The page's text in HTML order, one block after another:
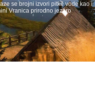
se brojni izvori pitke vode kao i
Vranica prirodno jezero